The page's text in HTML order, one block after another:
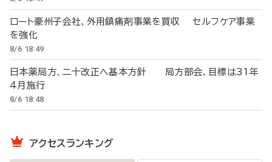
ロート豪州子会社、外用鎮痛剤事業を買収 セルフケア事業
を強化
8/6 18:49
日本薬局方、二十改正へ基本方針 局方部会、目標は31年
4月施行
8/6 18:48
アクセスランキング